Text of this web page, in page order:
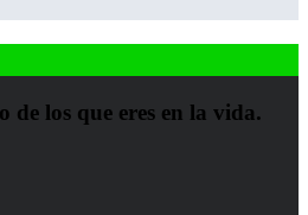
de los que eres en la vida.